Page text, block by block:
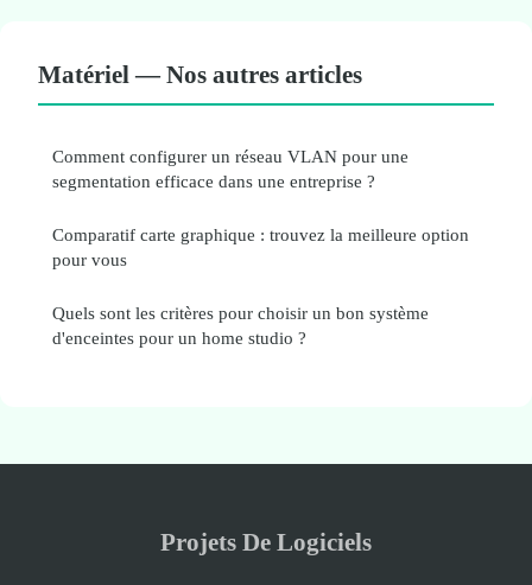
Matériel — Nos autres articles
Comment configurer un réseau VLAN pour une
segmentation efficace dans une entreprise ?
Comparatif carte graphique : trouvez la meilleure option
pour vous
Quels sont les critères pour choisir un bon système
d'enceintes pour un home studio ?
Projets De Logiciels